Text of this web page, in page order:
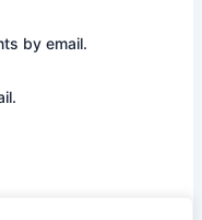
by email.